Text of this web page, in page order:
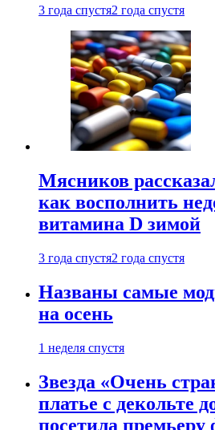
3 года спустя2 года спустя
Мясников
как восполнить
витамина D зимой
3 года спустя2 года спустя
Названы самые
на осень
1 неделя спустя
Звезда «Очень
платье с декольте
посетила